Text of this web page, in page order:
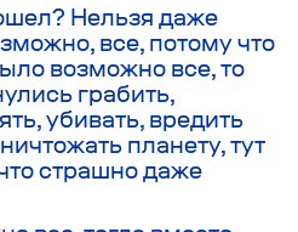
Нельзя даже
все, потому что
возможно все, то
грабить,
убивать, вредить
планету, тут
страшно даже